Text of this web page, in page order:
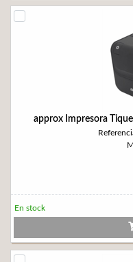
approx Impresora
En stock